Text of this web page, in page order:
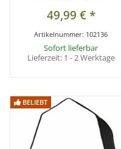
49,99 €*
Artikelnummer: 102136
Sofort lieferbar
Lieferzeit: 1 - 2 Werktage
BELIEBT
BELIEBT